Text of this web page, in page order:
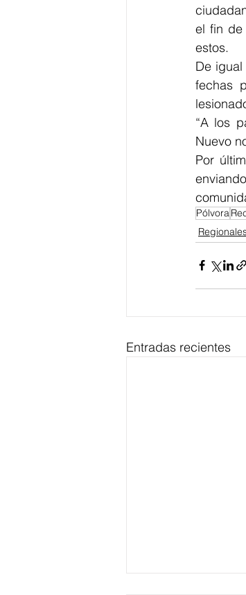
el fin de
estos.
De
fechas
“A los
Nuevo
Por
Pólvora
Entradas recientes